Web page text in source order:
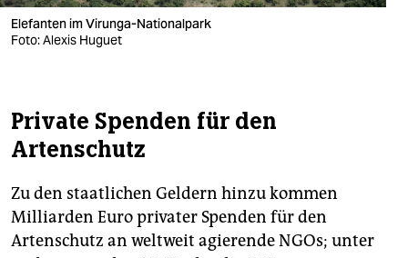
Elefanten im Virunga-Nationalpark
Foto: Alexis Huguet
Private Spenden für den
Artenschutz
Zu den staatlichen Geldern hinzu kommen
Milliarden Euro privater Spenden für den
Artenschutz an weltweit agierende NGOs; unter